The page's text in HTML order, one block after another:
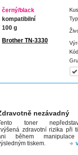
černý/black
kompatibilní
100 g
Brother TN-3330
nezávadný
toner
zdravotní rizika při
během
tiskem.